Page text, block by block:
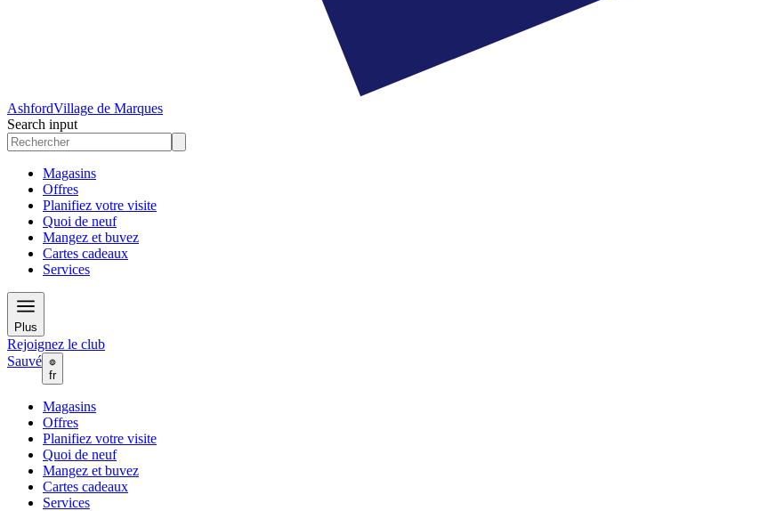
AshfordVillage de Marques
Search input
Magasins
Offres
Planifiez votre visite
Quoi de neuf
Mangez et buvez
Cartes cadeaux
Services
Plus
Rejoignez le club
Sauvé
fr
Magasins
Offres
Planifiez votre visite
Quoi de neuf
Mangez et buvez
Cartes cadeaux
Services